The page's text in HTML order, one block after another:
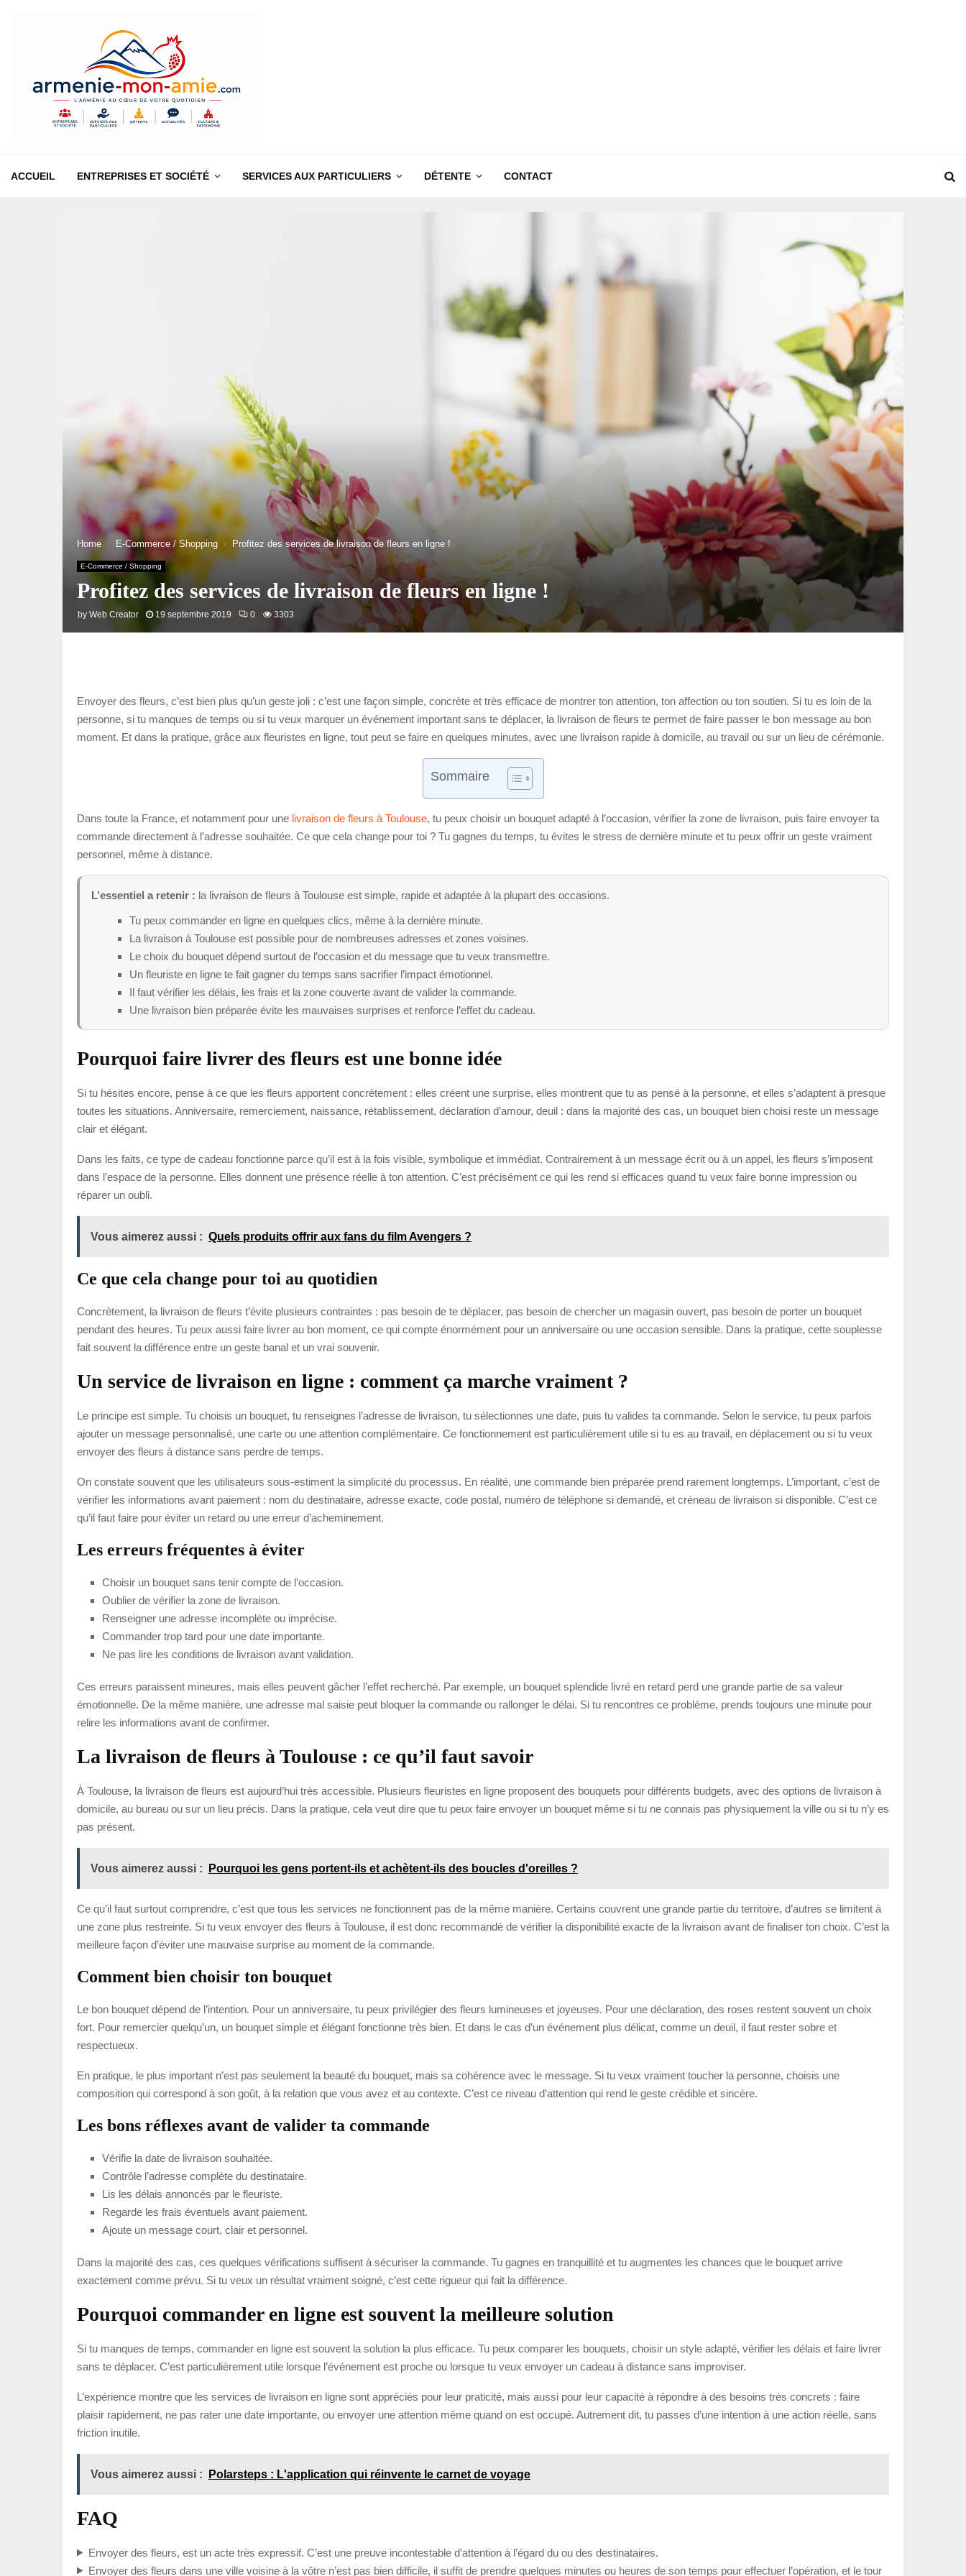
ACCUEIL ENTREPRISES ET SOCIÉTÉ SERVICES AUX PARTICULIERS DÉTENTE CONTACT
Home E-Commerce / Shopping Profitez des services de livraison de fleurs en ligne !
E-Commerce / Shopping
Profitez des services de livraison de fleurs en ligne !
by Web Creator 19 septembre 2019 0 3303
Envoyer des fleurs, c’est bien plus qu’un geste joli : c’est une façon simple, concrète et très efficace de montrer ton attention, ton affection ou ton soutien. Si tu es loin de la
personne, si tu manques de temps ou si tu veux marquer un événement important sans te déplacer, la livraison de fleurs te permet de faire passer le bon message au bon
moment. Et dans la pratique, grâce aux fleuristes en ligne, tout peut se faire en quelques minutes, avec une livraison rapide à domicile, au travail ou sur un lieu de cérémonie.
Sommaire
Dans toute la France, et notamment pour une livraison de fleurs à Toulouse, tu peux choisir un bouquet adapté à l’occasion, vérifier la zone de livraison, puis faire envoyer ta
commande directement à l’adresse souhaitée. Ce que cela change pour toi ? Tu gagnes du temps, tu évites le stress de dernière minute et tu peux offrir un geste vraiment
personnel, même à distance.
L’essentiel a retenir : la livraison de fleurs à Toulouse est simple, rapide et adaptée à la plupart des occasions.
Tu peux commander en ligne en quelques clics, même à la dernière minute.
La livraison à Toulouse est possible pour de nombreuses adresses et zones voisines.
Le choix du bouquet dépend surtout de l’occasion et du message que tu veux transmettre.
Un fleuriste en ligne te fait gagner du temps sans sacrifier l’impact émotionnel.
Il faut vérifier les délais, les frais et la zone couverte avant de valider la commande.
Une livraison bien préparée évite les mauvaises surprises et renforce l’effet du cadeau.
Pourquoi faire livrer des fleurs est une bonne idée
Si tu hésites encore, pense à ce que les fleurs apportent concrètement : elles créent une surprise, elles montrent que tu as pensé à la personne, et elles s’adaptent à presque
toutes les situations. Anniversaire, remerciement, naissance, rétablissement, déclaration d’amour, deuil : dans la majorité des cas, un bouquet bien choisi reste un message
clair et élégant.
Dans les faits, ce type de cadeau fonctionne parce qu’il est à la fois visible, symbolique et immédiat. Contrairement à un message écrit ou à un appel, les fleurs s’imposent
dans l’espace de la personne. Elles donnent une présence réelle à ton attention. C’est précisément ce qui les rend si efficaces quand tu veux faire bonne impression ou
réparer un oubli.
Vous aimerez aussi : Quels produits offrir aux fans du film Avengers ?
Ce que cela change pour toi au quotidien
Concrètement, la livraison de fleurs t’évite plusieurs contraintes : pas besoin de te déplacer, pas besoin de chercher un magasin ouvert, pas besoin de porter un bouquet
pendant des heures. Tu peux aussi faire livrer au bon moment, ce qui compte énormément pour un anniversaire ou une occasion sensible. Dans la pratique, cette souplesse
fait souvent la différence entre un geste banal et un vrai souvenir.
Un service de livraison en ligne : comment ça marche vraiment ?
Le principe est simple. Tu choisis un bouquet, tu renseignes l’adresse de livraison, tu sélectionnes une date, puis tu valides ta commande. Selon le service, tu peux parfois
ajouter un message personnalisé, une carte ou une attention complémentaire. Ce fonctionnement est particulièrement utile si tu es au travail, en déplacement ou si tu veux
envoyer des fleurs à distance sans perdre de temps.
On constate souvent que les utilisateurs sous-estiment la simplicité du processus. En réalité, une commande bien préparée prend rarement longtemps. L’important, c’est de
vérifier les informations avant paiement : nom du destinataire, adresse exacte, code postal, numéro de téléphone si demandé, et créneau de livraison si disponible. C’est ce
qu’il faut faire pour éviter un retard ou une erreur d’acheminement.
Les erreurs fréquentes à éviter
Choisir un bouquet sans tenir compte de l’occasion.
Oublier de vérifier la zone de livraison.
Renseigner une adresse incomplète ou imprécise.
Commander trop tard pour une date importante.
Ne pas lire les conditions de livraison avant validation.
Ces erreurs paraissent mineures, mais elles peuvent gâcher l’effet recherché. Par exemple, un bouquet splendide livré en retard perd une grande partie de sa valeur
émotionnelle. De la même manière, une adresse mal saisie peut bloquer la commande ou rallonger le délai. Si tu rencontres ce problème, prends toujours une minute pour
relire les informations avant de confirmer.
La livraison de fleurs à Toulouse : ce qu’il faut savoir
À Toulouse, la livraison de fleurs est aujourd’hui très accessible. Plusieurs fleuristes en ligne proposent des bouquets pour différents budgets, avec des options de livraison à
domicile, au bureau ou sur un lieu précis. Dans la pratique, cela veut dire que tu peux faire envoyer un bouquet même si tu ne connais pas physiquement la ville ou si tu n’y es
pas présent.
Vous aimerez aussi : Pourquoi les gens portent-ils et achètent-ils des boucles d'oreilles ?
Ce qu’il faut surtout comprendre, c’est que tous les services ne fonctionnent pas de la même manière. Certains couvrent une grande partie du territoire, d’autres se limitent à
une zone plus restreinte. Si tu veux envoyer des fleurs à Toulouse, il est donc recommandé de vérifier la disponibilité exacte de la livraison avant de finaliser ton choix. C’est la
meilleure façon d’éviter une mauvaise surprise au moment de la commande.
Comment bien choisir ton bouquet
Le bon bouquet dépend de l’intention. Pour un anniversaire, tu peux privilégier des fleurs lumineuses et joyeuses. Pour une déclaration, des roses restent souvent un choix
fort. Pour remercier quelqu’un, un bouquet simple et élégant fonctionne très bien. Et dans le cas d’un événement plus délicat, comme un deuil, il faut rester sobre et
respectueux.
En pratique, le plus important n’est pas seulement la beauté du bouquet, mais sa cohérence avec le message. Si tu veux vraiment toucher la personne, choisis une
composition qui correspond à son goût, à la relation que vous avez et au contexte. C’est ce niveau d’attention qui rend le geste crédible et sincère.
Les bons réflexes avant de valider ta commande
Vérifie la date de livraison souhaitée.
Contrôle l’adresse complète du destinataire.
Lis les délais annoncés par le fleuriste.
Regarde les frais éventuels avant paiement.
Ajoute un message court, clair et personnel.
Dans la majorité des cas, ces quelques vérifications suffisent à sécuriser la commande. Tu gagnes en tranquillité et tu augmentes les chances que le bouquet arrive
exactement comme prévu. Si tu veux un résultat vraiment soigné, c’est cette rigueur qui fait la différence.
Pourquoi commander en ligne est souvent la meilleure solution
Si tu manques de temps, commander en ligne est souvent la solution la plus efficace. Tu peux comparer les bouquets, choisir un style adapté, vérifier les délais et faire livrer
sans te déplacer. C’est particulièrement utile lorsque l’événement est proche ou lorsque tu veux envoyer un cadeau à distance sans improviser.
L’expérience montre que les services de livraison en ligne sont appréciés pour leur praticité, mais aussi pour leur capacité à répondre à des besoins très concrets : faire
plaisir rapidement, ne pas rater une date importante, ou envoyer une attention même quand on est occupé. Autrement dit, tu passes d’une intention à une action réelle, sans
friction inutile.
Vous aimerez aussi : Polarsteps : L'application qui réinvente le carnet de voyage
FAQ
Envoyer des fleurs, est un acte très expressif. C’est une preuve incontestable d’attention à l’égard du ou des destinataires.
Envoyer des fleurs dans une ville voisine à la vôtre n’est pas bien difficile, il suffit de prendre quelques minutes ou heures de son temps pour effectuer l’opération, et le tour